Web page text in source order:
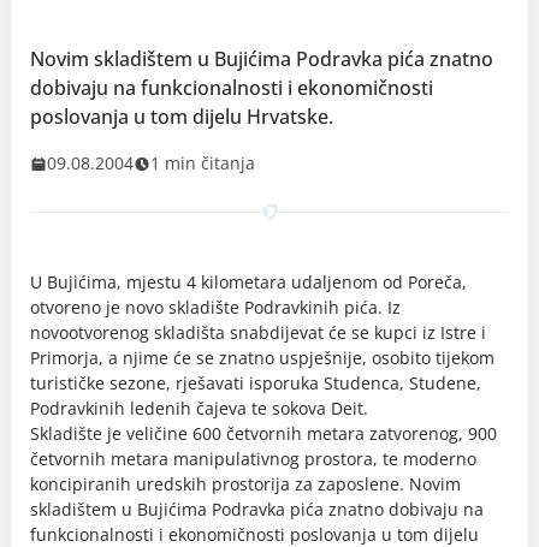
Novim skladištem u Bujićima Podravka pića znatno
dobivaju na funkcionalnosti i ekonomičnosti
poslovanja u tom dijelu Hrvatske.
09.08.2004 1 min čitanja
U Bujićima, mjestu 4 kilometara udaljenom od Poreča,
otvoreno je novo skladište Podravkinih pića. Iz
novootvorenog skladišta snabdijevat će se kupci iz Istre i
Primorja, a njime će se znatno uspješnije, osobito tijekom
turističke sezone, rješavati isporuka Studenca, Studene,
Podravkinih ledenih čajeva te sokova Deit.
Skladište je veličine 600 četvornih metara zatvorenog, 900
četvornih metara manipulativnog prostora, te moderno
koncipiranih uredskih prostorija za zaposlene. Novim
skladištem u Bujićima Podravka pića znatno dobivaju na
funkcionalnosti i ekonomičnosti poslovanja u tom dijelu